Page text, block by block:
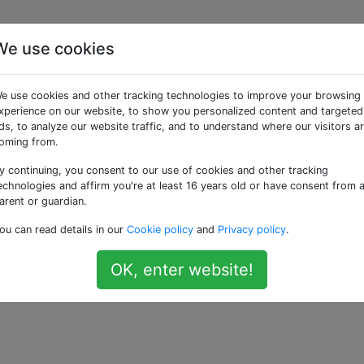
/ MT anstelle von /
mit dem Windows SDK und NMake Makefiles.
use cookies
use cookies and other tracking technologies to improve your browsing
on our website, to show you personalized content and targeted
to analyze our website traffic, and to understand where our visitors
from.
continuing, you consent to our use of cookies and other tracking
and affirm you're at least 16 years old or have consent from a
or guardian.
can read details in our Cookie policy and Privacy policy.
OK, enter website!